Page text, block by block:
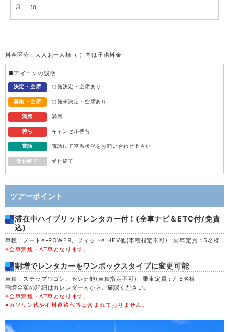
月 10
12
木 13
金 14
日 16
月 17
火 18
水 19
木 20
金 21
料金区分：大人お一人様（ ）内は子供料金
■アイコンの説明
決定・空席 出発決定・空席あり
募集・空席 出発未決定・空席あり
満席 満席
待ち キャンセル待ち
電話 電話にて空席状況をお問い合わせ下さい
受付終了 受付終了
ツアーポイント
滞在中ハイブリッドレンタカー付！(全車ナビ＆ETC付/免責
込)
車種：ノートe-POWER、フィットe:HEV他(車種指定不可) 乗車定員：5名様
※全車禁煙・AT車となります。
割増でレンタカーをワンボックスタイプに変更可能
車種：ステップワゴン、セレナ他(車種指定不可) 乗車定員：7-8名様
割増金額の詳細はカレンダー内からご確認ください。
※全車禁煙・AT車となります。
※ガソリン代や有料道路代等は含まれておりません。